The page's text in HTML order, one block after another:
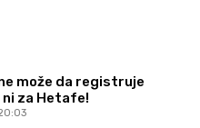
može da registruje
ni za Hetafe!